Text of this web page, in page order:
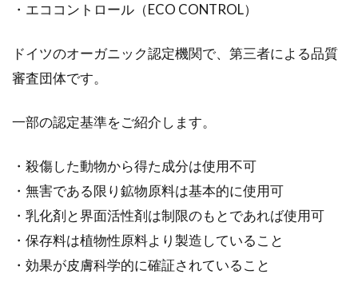
・エココントロール（ECO CONTROL）
ドイツのオーガニック認定機関で、第三者による品質
審査団体です。
一部の認定基準をご紹介します。
・殺傷した動物から得た成分は使用不可
・無害である限り鉱物原料は基本的に使用可
・乳化剤と界面活性剤は制限のもとであれば使用可
・保存料は植物性原料より製造していること
・効果が皮膚科学的に確証されていること